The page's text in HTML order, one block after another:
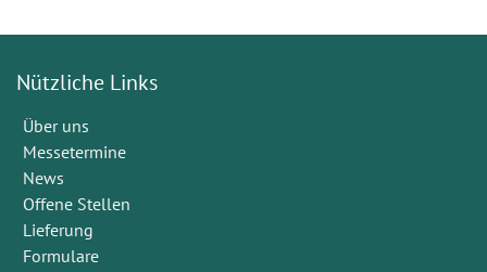
Nützliche Links
Über uns
Messetermine
News
Offene Stellen
Lieferung
Formulare